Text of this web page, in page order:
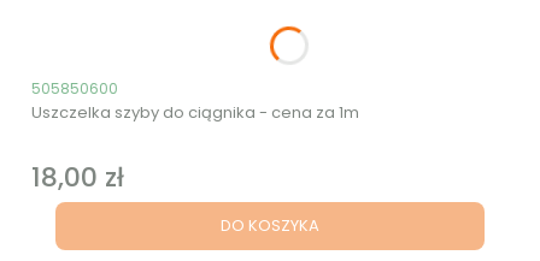
Kod produktu
505850600
Uszczelka szyby do ciągnika - cena za 1m
Cena
18,00 zł
DO KOSZYKA